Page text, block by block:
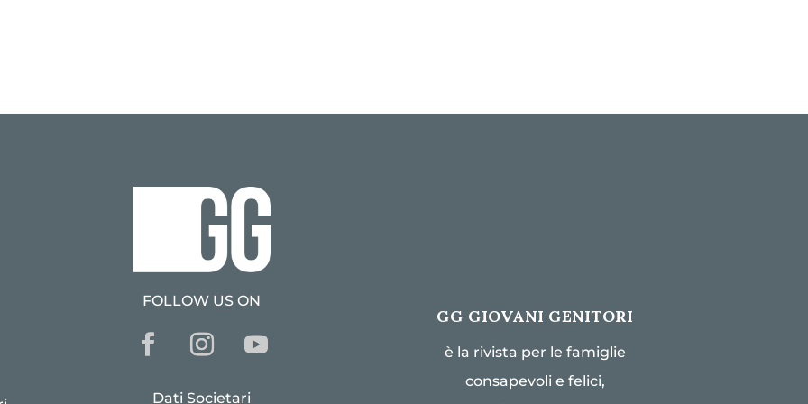
FOLLOW US ON
Dati Societari
GG GIOVANI GENITORI
è la rivista per le famiglie
consapevoli e felici,